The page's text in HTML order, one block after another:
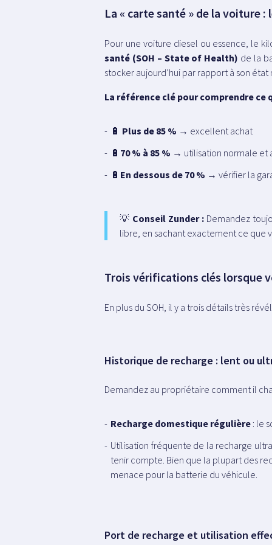
La « carte santé » de la voiture :
Pour une voiture diesel ou essence, le
santé (SOH – State of Health) de la
stocker aujourd’hui par rapport à son état
La référence clé pour comprendre ce
🔋 Plus de 85 % → excellent achat
🔋 70 % à 85 % → utilisation normale et
🔋 En dessous de 70 % → vérifier la
💡 Conseil Zunder : Demandez
libre, en sachant exactement ce que
Trois vérifications clés lorsque
En plus du SOH, il y a trois détails très
Historique de recharge : lent ou
Demandez au propriétaire comment il
Recharge domestique régulière : le
Utilisation fréquente de la recharge
tenir compte. Bien que la plupart des
menace pour la batterie du véhicule.
Port de recharge et utilisation